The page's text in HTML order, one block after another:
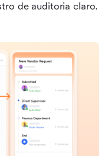
de auditoria claro.